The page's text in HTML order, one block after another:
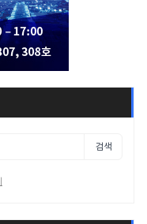
검색